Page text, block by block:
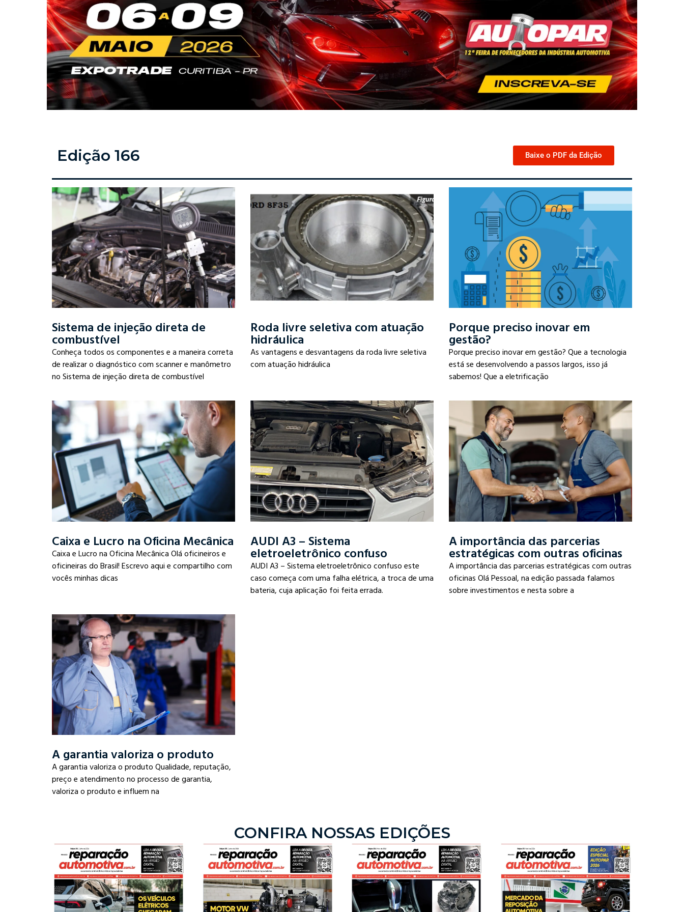
Edição 166 Baixe o PDF da Edição
Sistema de injeção direta de
combustível
Conheça todos os componentes e a maneira correta
de realizar o diagnóstico com scanner e manômetro
no Sistema de injeção direta de combustível
Roda livre seletiva com atuação
hidráulica
As vantagens e desvantagens da roda livre seletiva
com atuação hidráulica
Porque preciso inovar em
gestão?
Porque preciso inovar em gestão? Que a tecnologia
está se desenvolvendo a passos largos, isso já
sabemos! Que a eletrificação
Caixa e Lucro na Oficina Mecânica
Caixa e Lucro na Oficina Mecânica Olá oficineiros e
oficineiras do Brasil! Escrevo aqui e compartilho com
vocês minhas dicas
AUDI A3 – Sistema
eletroeletrônico confuso
AUDI A3 – Sistema eletroeletrônico confuso este
caso começa com uma falha elétrica, a troca de uma
bateria, cuja aplicação foi feita errada.
A importância das parcerias
estratégicas com outras oficinas
A importância das parcerias estratégicas com outras
oficinas Olá Pessoal, na edição passada falamos
sobre investimentos e nesta sobre a
A garantia valoriza o produto
A garantia valoriza o produto Qualidade, reputação,
preço e atendimento no processo de garantia,
valoriza o produto e influem na
CONFIRA NOSSAS EDIÇÕES